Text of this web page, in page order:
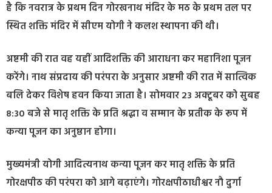
है कि नवरात्र के प्रथम दिन गोरखनाथ मंदिर के मठ के प्रथम तल पर
स्थित शक्ति मंदिर में सीएम योगी ने कलश स्थापना की थी।
अष्टमी की रात वह यहीं आदिशक्ति की आराधना कर महानिशा पूजन
करेंगे। नाथ संप्रदाय की परंपरा के अनुसार अष्टमी की रात में सात्विक
बलि देकर विशेष हवन किया जाता है। सोमवार 23 अक्टूबर को सुबह
8:30 बजे से मातृ शक्ति के प्रति श्रद्धा व सम्मान के प्रतीक के रूप में
कन्या पूजन का अनुष्ठान होगा।
मुख्यमंत्री योगी आदित्यनाथ कन्या पूजन कर मातृ शक्ति के प्रति
गोरक्षपीठ की परंपरा को आगे बढ़ाएंगे। गोरक्षपीठाधीश्वर नौ दुर्गा